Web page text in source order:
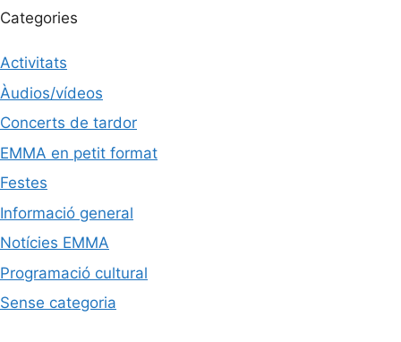
Categories
Activitats
Àudios/vídeos
Concerts de tardor
EMMA en petit format
Festes
Informació general
Notícies EMMA
Programació cultural
Sense categoria